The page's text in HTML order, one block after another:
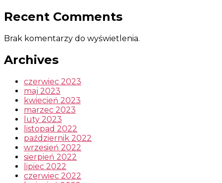
Recent Comments
Brak komentarzy do wyświetlenia.
Archives
czerwiec 2023
maj 2023
kwiecień 2023
marzec 2023
luty 2023
listopad 2022
październik 2022
wrzesień 2022
sierpień 2022
lipiec 2022
czerwiec 2022